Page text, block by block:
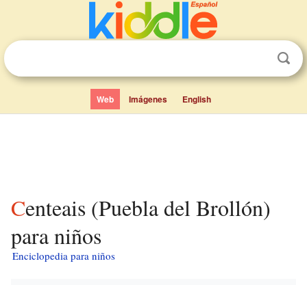
Web Imágenes English
Centeais (Puebla del Brollón)
para niños
Enciclopedia para niños